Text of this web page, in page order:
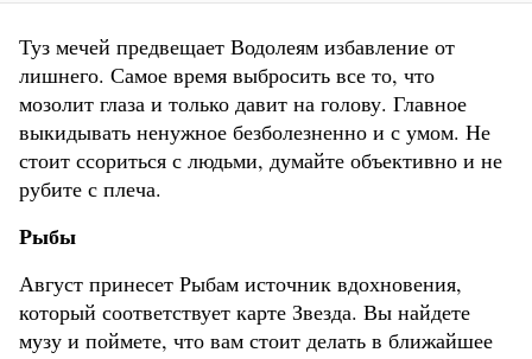
Туз мечей предвещает Водолеям избавление от
лишнего. Самое время выбросить все то, что
мозолит глаза и только давит на голову. Главное
выкидывать ненужное безболезненно и с умом. Не
стоит ссориться с людьми, думайте объективно и не
рубите с плеча.
Рыбы
Август принесет Рыбам источник вдохновения,
который соответствует карте Звезда. Вы найдете
музу и поймете, что вам стоит делать в ближайшее